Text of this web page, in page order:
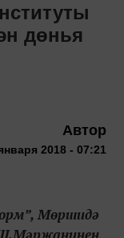
дөнья
Автор
2018 - 07:21
Мөршидә